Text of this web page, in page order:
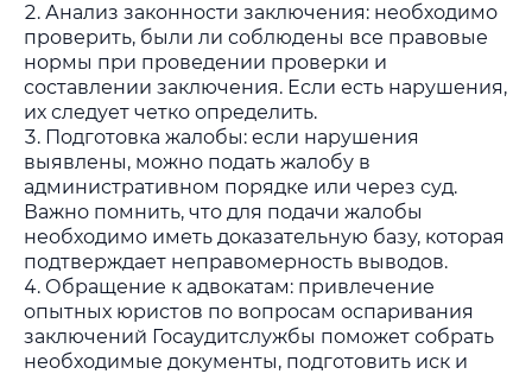
Анализ законности заключения: необходимо
проверить, были ли соблюдены все правовые
нормы при проведении проверки и
составлении заключения. Если есть нарушения,
их следует четко определить.
Подготовка жалобы: если нарушения
выявлены, можно подать жалобу в
административном порядке или через суд.
Важно помнить, что для подачи жалобы
необходимо иметь доказательную базу, которая
подтверждает неправомерность выводов.
Обращение к адвокатам: привлечение
опытных юристов по вопросам оспаривания
заключений Госаудитслужбы поможет собрать
необходимые документы, подготовить иск и